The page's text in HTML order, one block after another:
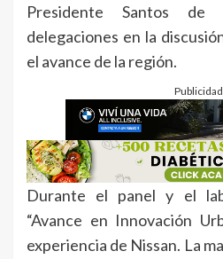
Presidente Santos de
delegaciones en la
el avance de la región.
Publicidad
Durante el panel y el
“Avance en Innovación
experiencia de Nissan. La